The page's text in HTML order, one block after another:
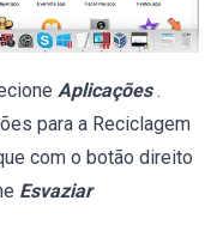
Aplicações .
para a Reciclagem
com o botão direito
Esvaziar